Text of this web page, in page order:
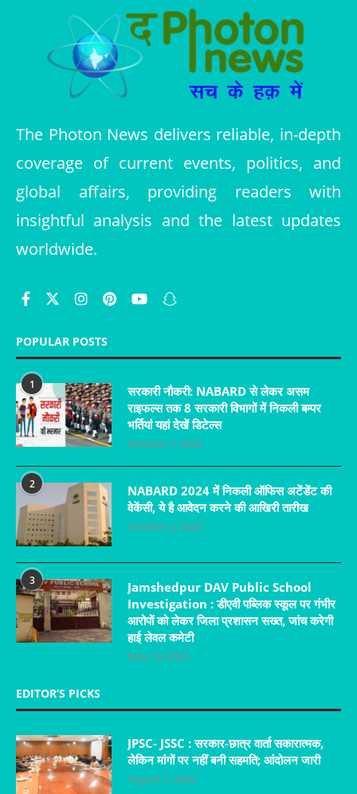
The Photon News delivers reliable, in-depth
coverage of current events, politics, and
global affairs, providing readers with
insightful analysis and the latest updates
worldwide.
POPULAR POSTS
1
सरकारी नौकरी: NABARD से लेकर असम
राइफल्स तक 8 सरकारी विभागों में निकली बम्पर
भर्तियां यहां देखें डिटेल्स
October 7, 2024
2
NABARD 2024 में निकली ऑफिस अटेंडेंट की
वेकेंसी, ये है आवेदन करने की आखिरी तारीख
October 2, 2024
3
Jamshedpur DAV Public School
Investigation : डीएवी पब्लिक स्कूल पर गंभीर
आरोपों को लेकर जिला प्रशासन सख्त, जांच करेगी
हाई लेवल कमेटी
May 19, 2025
EDITOR’S PICKS
JPSC- JSSC : सरकार-छात्र वार्ता सकारात्मक,
लेकिन मांगों पर नहीं बनी सहमति; आंदोलन जारी
August 7, 2026